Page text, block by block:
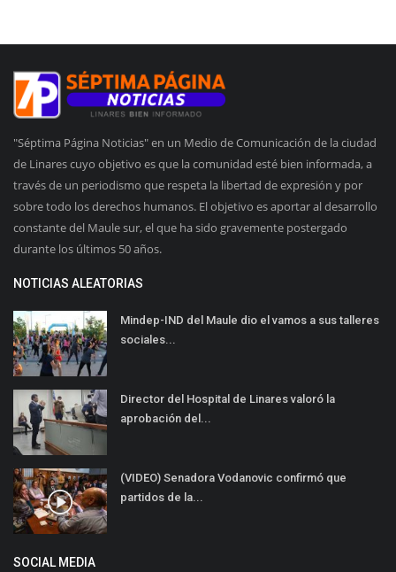
"Séptima Página Noticias" en un Medio de Comunicación de la ciudad
de Linares cuyo objetivo es que la comunidad esté bien informada, a
través de un periodismo que respeta la libertad de expresión y por
sobre todo los derechos humanos. El objetivo es aportar al desarrollo
constante del Maule sur, el que ha sido gravemente postergado
durante los últimos 50 años.
NOTICIAS ALEATORIAS
Mindep-IND del Maule dio el vamos a sus talleres
sociales...
Director del Hospital de Linares valoró la
aprobación del...
(VIDEO) Senadora Vodanovic confirmó que
partidos de la...
SOCIAL MEDIA